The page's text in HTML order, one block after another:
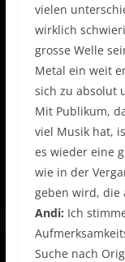
vielen
wirklich
grosse Welle
Metal ein weit
sich zu absolut
Mit Publikum,
viel Musik hat,
es wieder eine
wie in der
geben wird, die
Andi: Ich
Suche nach